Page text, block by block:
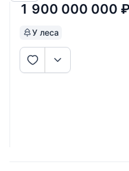
ценит
1 900 000 000 ₽
У леса